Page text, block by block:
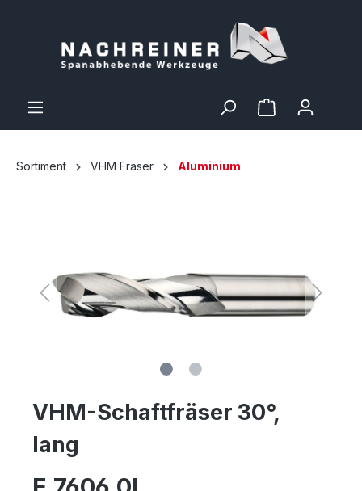
Sortiment VHM Fräser Aluminium
VHM-Schaftfräser 30°,
lang